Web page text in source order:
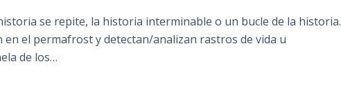
se repite, la historia interminable o un bucle de la historia.
en el permafrost y detectan/analizan rastros de vida u
de los…